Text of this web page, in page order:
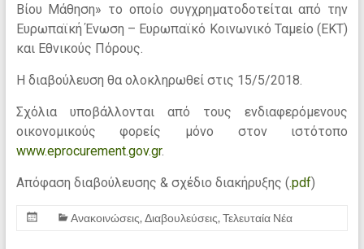
Βίου Μάθηση» το οποίο συγχρηματοδοτείται από την
Ευρωπαϊκή Ένωση – Ευρωπαϊκό Κοινωνικό Ταμείο (ΕΚΤ)
και Εθνικούς Πόρους.
Η διαβούλευση θα ολοκληρωθεί στις 15/5/2018.
Σχόλια υποβάλλονται από τους ενδιαφερόμενους
οικονομικούς φορείς μόνο στον ιστότοπο
www.eprocurement.gov.gr.
Απόφαση διαβούλευσης & σχέδιο διακήρυξης (.pdf)
Ανακοινώσεις, Διαβουλεύσεις, Τελευταία Νέα